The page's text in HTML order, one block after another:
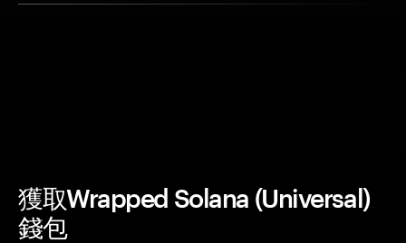
獲取Wrapped Solana (Universal)
錢包